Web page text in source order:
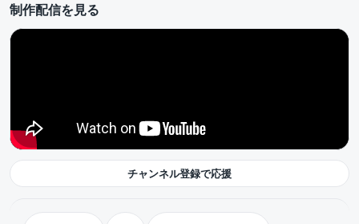
制作配信を見る
チャンネル登録で応援